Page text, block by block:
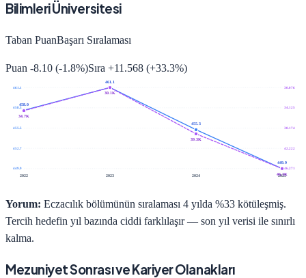
Bilimleri Üniversitesi
Taban PuanBaşarı Sıralaması
Puan -8.10 (-1.8%)Sıra +11.568 (+33.3%)
461.1 30.076
458.3 34.125
455.5 38.174
452.7 42.222
449.9
46.271
2022
2023 2024 2025
458.0
461.1
455.3
449.9
34.7K
30.1K
39.3K
46.3K
Yorum: Eczacılık bölümünün sıralaması 4 yılda %33 kötüleşmiş.
Tercih hedefin yıl bazında ciddi farklılaşır — son yıl verisi ile sınırlı
kalma.
Mezuniyet Sonrası ve Kariyer Olanakları